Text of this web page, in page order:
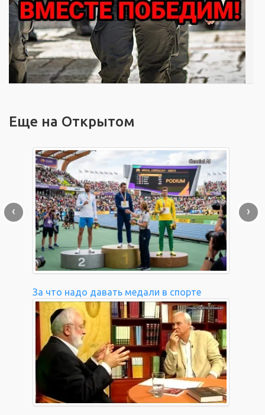
Еще на Открытом
За что надо давать медали в спорте
‹ ›